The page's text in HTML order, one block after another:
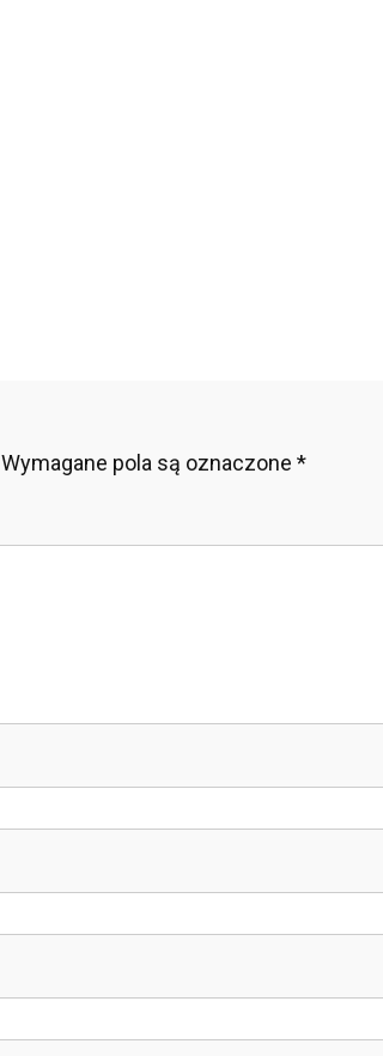
Wymagane pola są oznaczone *